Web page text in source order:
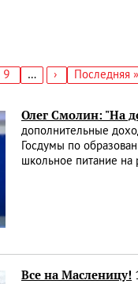
Страница
9 …
Следующая
›
Последняя
Последняя »
Олег Смолин: "На
дополнительные
Госдумы по
школьное питание на
Все на Масленицу!